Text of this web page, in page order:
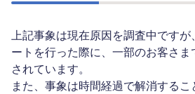
上記事象は現在原因を調査中です
ートを行った際に、一部のお客さ
されています。
また、事象は時間経過で解消するこ